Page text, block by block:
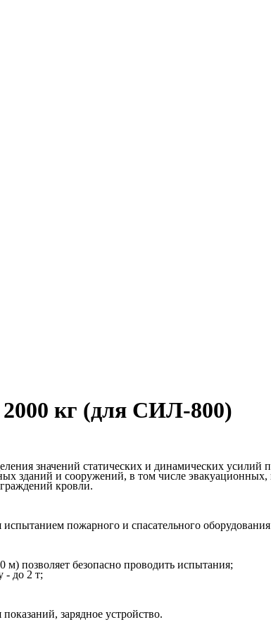
кг (для СИЛ-800)
значений статических и динамических
и сооружений, в том числе эвакуационных,
кровли.
пожарного и спасательного
м) позволяет безопасно проводить испытания;
- до 2 т;
зарядное устройство.